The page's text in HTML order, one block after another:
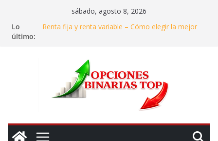
contenido
sábado, agosto 8, 2026
Lo
último:
La gestión de riesgos en las inversiones: Cómo
mantener la calma en el caos del mercado
dinero con el «oro azul»?
Dónde y en qué invertir en 2025: Mi experiencia
para asegurar ganancias
Cómo identificar y evitar estafas en el mundo de las